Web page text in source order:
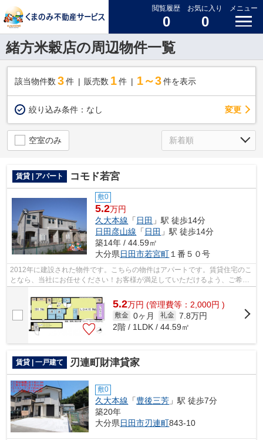
閲覧履歴
0
お気に入り
0
メニュー
緒方米穀店の周辺物件一覧
該当物件数 3件 販売数 1 件 1～3 件を表示
絞り込み条件： なし 変更
空室のみ
賃貸 | アパート コモド若宮
敷0
5.2万円
久大本線 「 日田 」駅 徒歩14分
日田彦山線 「 日田 」駅 徒歩14分
築14年 / 44.59㎡
大分県日田市若宮町１番５０号
2012年に建設された物件です。こちらの物件はアパートです。賃貸住宅のこ
となら、当社にお任せください！お客様が満足していただけるよう、ご希望
5.2万円 (管理費等：2,000円 )
敷金 0ヶ月 礼金 7.8万円
2階 / 1LDK / 44.59㎡
賃貸 | 一戸建て 刃連町財津貸家
敷0
久大本線 「豊後三芳 」駅 徒歩7分
築20年
大分県日田市刃連町843-10